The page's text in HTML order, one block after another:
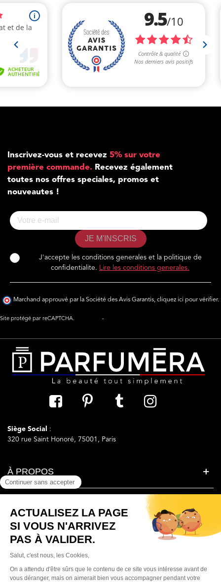
Inscrivez-vous et recevez 5% sur votre
première commande. Recevez également
toutes nos offres speciales, promos et
nouveautes !
JE M'INSCRIS
J'accepte les conditions generales et la politique de
confidentialite. Lire les conditions generales.
Marchand approuvé par la Société des Avis Garantis, cliquez ici pour vérifier.
Site protégé par reCAPTCHA. -
Siège Social
:
320 rue Saint Honoré, 75001, Paris
À PROPOS
BESOIN D'AIDE ?